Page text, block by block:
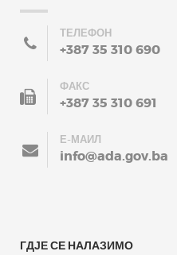
ТЕЛЕФОН
+387 35 310 690
ФАКС
+387 35 310 691
Е-МАИЛ
info@ada.gov.ba
ГДЈЕ СЕ НАЛАЗИМО